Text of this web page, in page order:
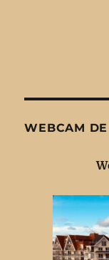
WEBCAM